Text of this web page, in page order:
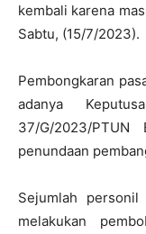
kembali karena
Sabtu, (15/7/2023).
Pembongkaran
adanya
37/G/2023/
penundaan
Sejumlah
melakukan